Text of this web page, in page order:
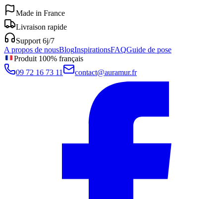
Made in France
Livraison rapide
Support 6j/7
A propos de nousBlogInspirationsFAQGuide de pose
Produit 100% français
09 72 16 73 11
contact@auramur.fr